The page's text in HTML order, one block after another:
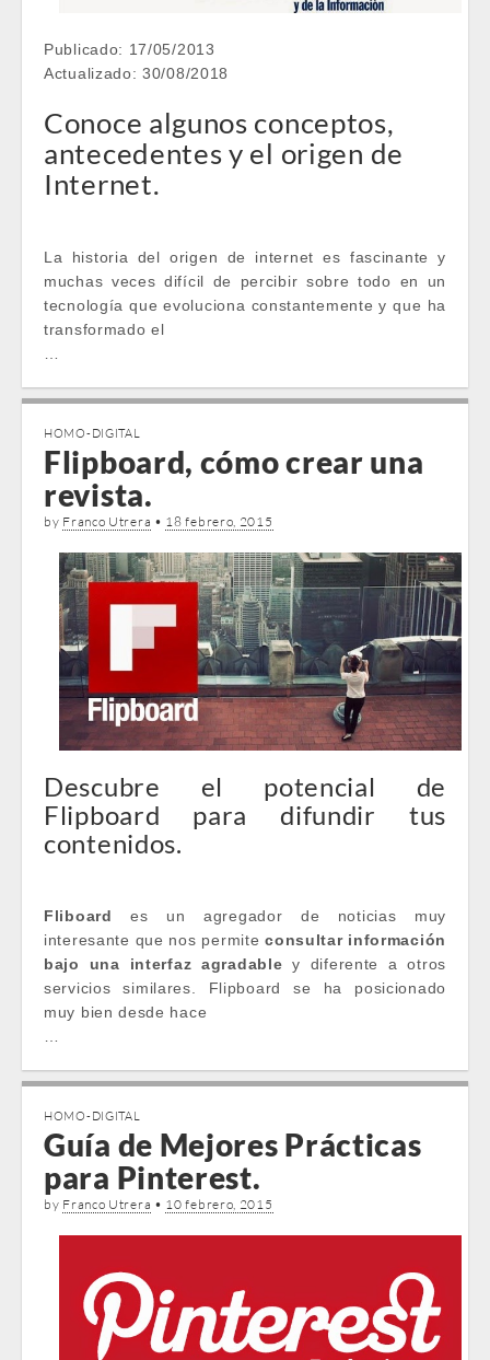
Publicado: 17/05/2013
Actualizado: 30/08/2018
Conoce algunos conceptos,
antecedentes y el origen de
Internet.
La historia del origen de internet es fascinante y
muchas veces difícil de percibir sobre todo en un
tecnología que evoluciona constantemente y que ha
transformado el
…
HOMO-DIGITAL
Flipboard, cómo crear una
revista.
by Franco Utrera • 18 febrero, 2015
Descubre el potencial de
Flipboard para difundir tus
contenidos.
Fliboardes un agregador de noticias muy
interesante que nos permite consultar información
bajo una interfaz agradabley diferente a otros
servicios similares. Flipboard se ha posicionado
muy bien desde hace
HOMO-DIGITAL
Guía de Mejores Prácticas
para Pinterest.
by Franco Utrera • 10 febrero, 2015